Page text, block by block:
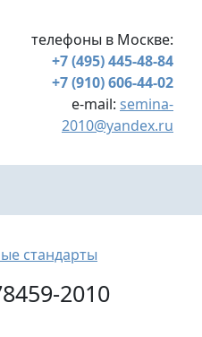
телефоны в Москве:
+7 (495) 445-48-84
+7 (910) 606-44-02
e-mail: semina-
2010@yandex.ru
стандарты
2010